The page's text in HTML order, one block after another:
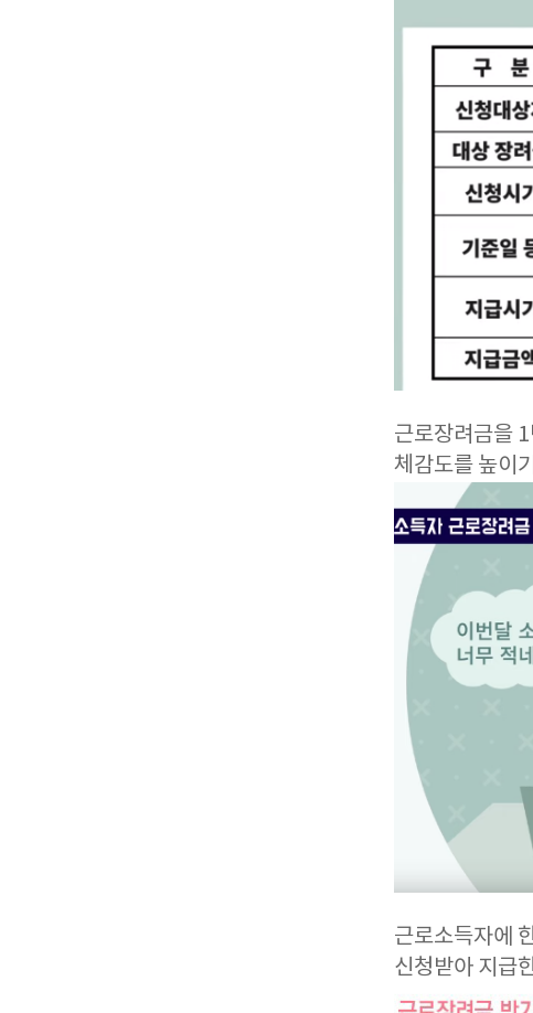
근로장려금을
체감도를 높이
근로소득자에
신청받아 지급